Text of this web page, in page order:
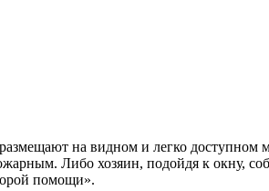
на видном и легко доступном
Либо хозяин, подойдя к окну,
помощи».